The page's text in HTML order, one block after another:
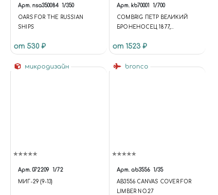
Арт. nsa350084 1/350
OARS FOR THE RUSSIAN
SHIPS
от 530 ₽
Арт. kb70001 1/700
COMBRIG ПЕТР ВЕЛИКИЙ
БРОНЕНОСЕЦ 1877,
от 1523 ₽
микродизайн
Арт. 072209 1/72
МИГ-29 (9-13)
bronco
Арт. ab3556 1/35
AB3556 CANVAS COVER FOR
LIMBER NO.27